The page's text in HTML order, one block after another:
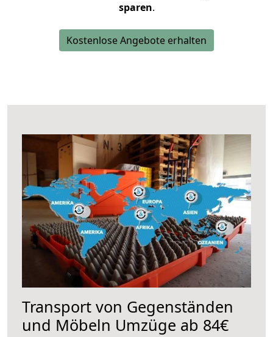
sparen.
Kostenlose Angebote erhalten
Transport von Gegenständen
und Möbeln Umzüge ab 84€